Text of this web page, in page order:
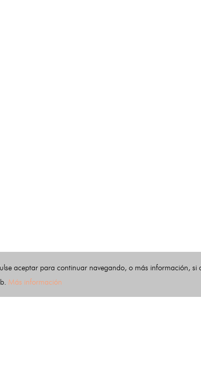
aceptar para continuar navegando, o más información, si
Más información